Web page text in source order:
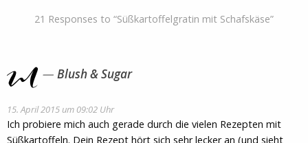
21 Responses to “Süßkartoffelgratin mit Schafskäse”
Blush & Sugar
15. April 2015 um 09:02 Uhr
Ich probiere mich auch gerade durch die vielen Rezepten mit
Süßkartoffeln. Dein Rezept hört sich sehr lecker an (und sieht